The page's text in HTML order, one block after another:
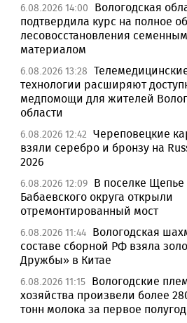
6.08.2026 14:00
Вологодская
подтвердила курс на полное
лесовосстановления семенным
материалом
6.08.2026 13:28
технологии расширяют
медпомощи для жителей
области
6.08.2026 12:42 Череповецкие
взяли серебро и бронзу на
2026
6.08.2026 12:09 В поселке Щепье
Бабаевского округа открыли
отремонтированный мост
6.08.2026 11:44 Вологодская
составе сборной РФ взяла
Дружбы» в Китае
6.08.2026 11:15 Вологодские
хозяйства произвели более
тонн молока за первое